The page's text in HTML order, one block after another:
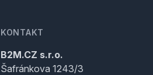
KONTAKT
B2M.CZ s.r.o.
Šafránkova 1243/3